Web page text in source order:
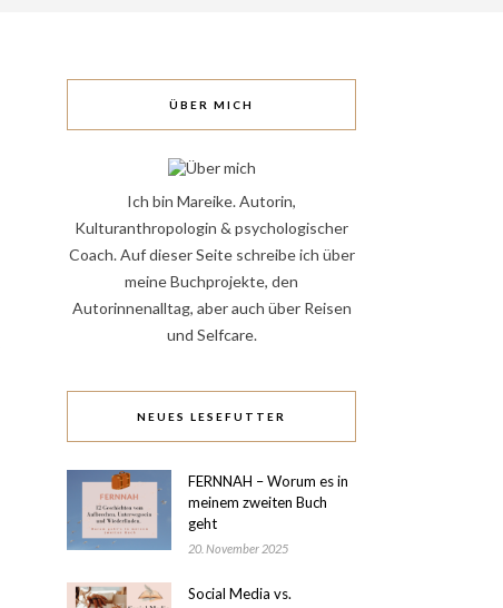
ÜBER MICH
Ich bin Mareike. Autorin,
Kulturanthropologin & psychologischer
Coach. Auf dieser Seite schreibe ich über
meine Buchprojekte, den
Autorinnenalltag, aber auch über Reisen
und Selfcare.
NEUES LESEFUTTER
FERNNAH – Worum es in
meinem zweiten Buch
geht
20. November 2025
Social Media vs.